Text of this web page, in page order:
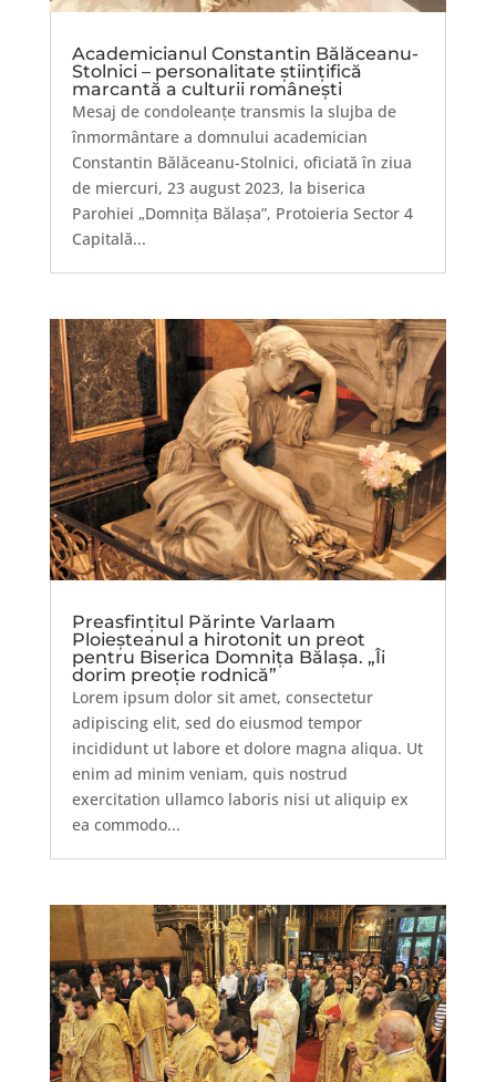
Academicianul Constantin Bălăceanu-
Stolnici – personalitate științifică
marcantă a culturii românești
Mesaj de condoleanțe transmis la slujba de
înmormântare a domnului academician
Constantin Bălăceanu-Stolnici, oficiată în ziua
de miercuri, 23 august 2023, la biserica
Parohiei „Domnița Bălașa”, Protoieria Sector 4
Capitală...
Preasfinţitul Părinte Varlaam
Ploieşteanul a hirotonit un preot
pentru Biserica Domnița Bălașa. „Îi
dorim preoție rodnică”
Lorem ipsum dolor sit amet, consectetur
adipiscing elit, sed do eiusmod tempor
incididunt ut labore et dolore magna aliqua. Ut
enim ad minim veniam, quis nostrud
exercitation ullamco laboris nisi ut aliquip ex
ea commodo...